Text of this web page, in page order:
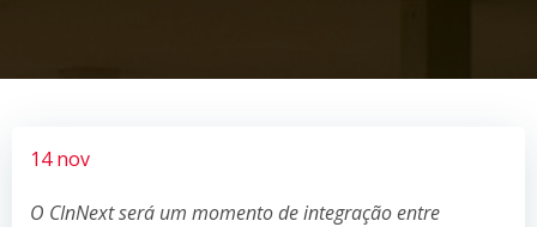
14 nov
O CInNext será um momento de integração entre